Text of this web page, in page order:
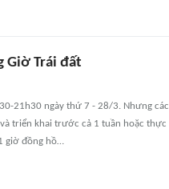
Giờ Trái đất
21h30 ngày thứ 7 - 28/3. Nhưng các
triển khai trước cả 1 tuần hoặc thực
giờ đồng hồ…